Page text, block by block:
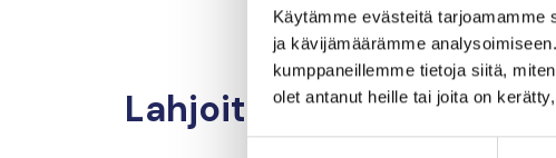
Käytämme evästeitä tarjoamamme
ja kävijämäärämme
kumppaneillemme tietoja siitä,
olet antanut heille tai joita on
Lahjoitussumma